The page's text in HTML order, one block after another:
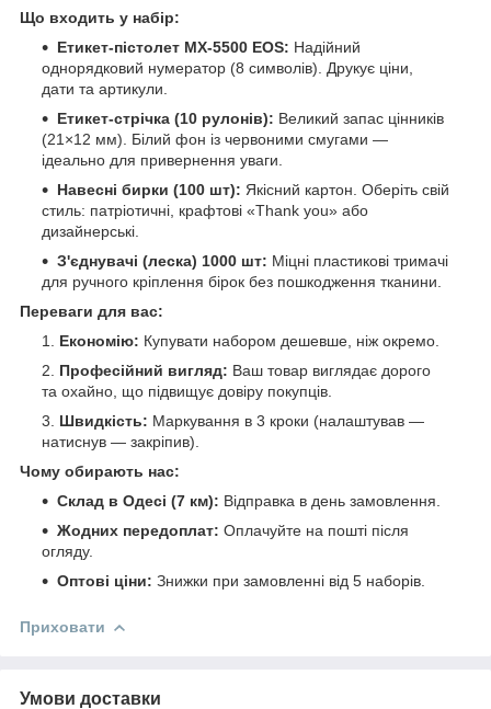
Що входить у набір:
Етикет-пістолет MX-5500 EOS: Надійний
однорядковий нумератор (8 символів). Друкує ціни,
дати та артикули.
Етикет-стрічка (10 рулонів): Великий запас цінників
(21×12 мм). Білий фон із червоними смугами —
ідеально для привернення уваги.
Навесні бирки (100 шт): Якісний картон. Оберіть свій
стиль: патріотичні, крафтові «Thank you» або
дизайнерські.
З'єднувачі (леска) 1000 шт: Міцні пластикові тримачі
для ручного кріплення бірок без пошкодження тканини.
Переваги для вас:
Економію: Купувати набором дешевше, ніж окремо.
Професійний вигляд: Ваш товар виглядає дорого
та охайно, що підвищує довіру покупців.
Швидкість: Маркування в 3 кроки (налаштував —
натиснув — закріпив).
Чому обирають нас:
Склад в Одесі (7 км): Відправка в день замовлення.
Жодних передоплат: Оплачуйте на пошті після
огляду.
Оптові ціни: Знижки при замовленні від 5 наборів.
Приховати
Умови доставки